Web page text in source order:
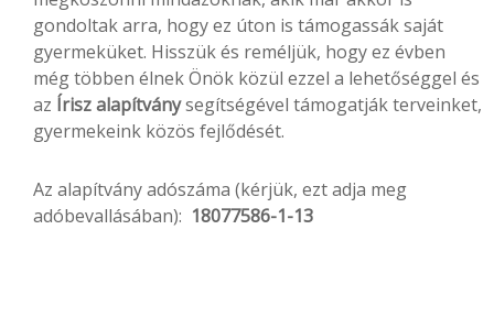
gondoltak arra, hogy ez úton is támogassák saját
gyermeküket. Hisszük és reméljük, hogy ez évben
még többen élnek Önök közül ezzel a lehetőséggel és
az Írisz alapítványsegítségével támogatják terveinket,
gyermekeink közös fejlődését.
Az alapítvány adószáma (kérjük, ezt adja meg
adóbevallásában): 18077586-1-13